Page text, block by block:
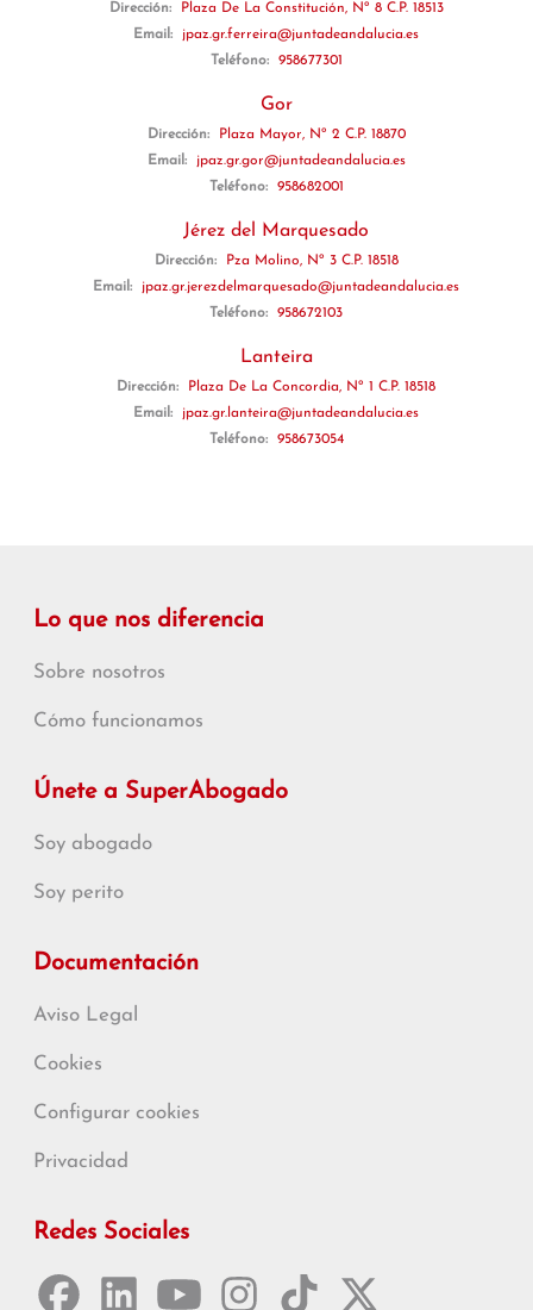
Dirección:
Plaza De La Constitución, Nº 8 C.P. 18513
Email:
jpaz.gr.ferreira@juntadeandalucia.es
Teléfono:
958677301
Gor
Dirección:
Plaza Mayor, Nº 2 C.P. 18870
Email:
jpaz.gr.gor@juntadeandalucia.es
Teléfono:
958682001
Jérez del Marquesado
Dirección:
Pza Molino, Nº 3 C.P. 18518
Email:
jpaz.gr.jerezdelmarquesado@juntadeandalucia.es
Teléfono:
958672103
Lanteira
Dirección:
Plaza De La Concordia, Nº 1 C.P. 18518
Email:
jpaz.gr.lanteira@juntadeandalucia.es
Teléfono:
958673054
Lo que nos diferencia
Sobre nosotros
Cómo funcionamos
Únete a SuperAbogado
Soy abogado
Soy perito
Documentación
Aviso Legal
Cookies
Configurar cookies
Privacidad
Redes Sociales